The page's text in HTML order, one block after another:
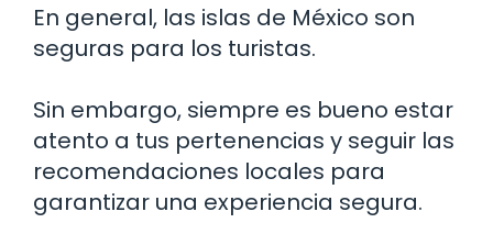
En general, las islas de México son
seguras para los turistas.
Sin embargo, siempre es bueno estar
atento a tus pertenencias y seguir las
recomendaciones locales para
garantizar una experiencia segura.